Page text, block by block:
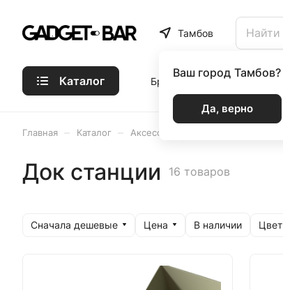
Тамбов
Ваш город Тамбов?
Да, верно
Каталог Бренды Статьи Акции
Главная Каталог Аксессуары
Док станции 16 товаров
Сначала дешевые Цена В наличии Цвет